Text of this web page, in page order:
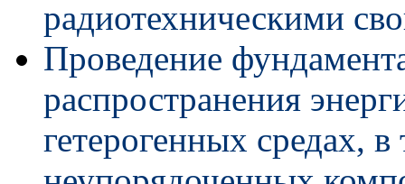
радиотехническими
Проведение
распространения
гетерогенных средах,